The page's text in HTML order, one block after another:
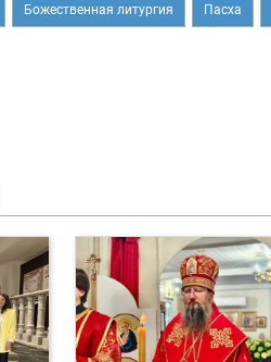
Божественная литургия Пасха